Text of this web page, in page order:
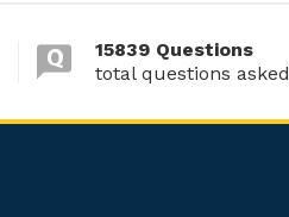
15839 Questions
total questions asked